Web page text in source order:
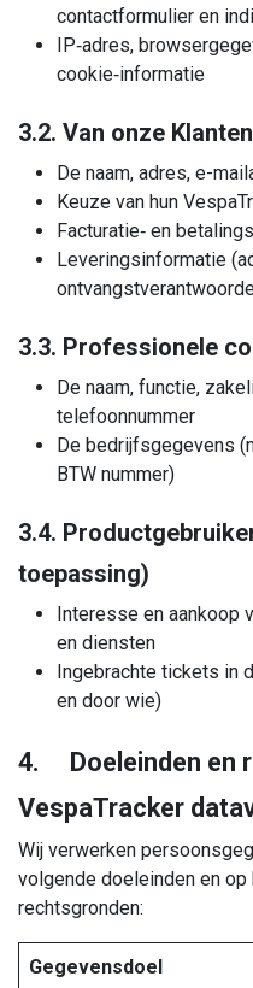
contactformulier en
IP‑adres,
cookie‑informatie
3.2. Van onze Klanten
De naam, adres, e-
Keuze van hun
Facturatie‑ en
Leveringsinformatie
3.3. Professionele
De naam, functie,
telefoonnummer
De bedrijfsgegevens
BTW nummer)
3.4.
toepassing)
Interesse en aankoop
en diensten
Ingebrachte tickets in
en door wie)
4. Doeleinden en
VespaTracker
Wij verwerken
volgende doeleinden en
rechtsgronden:
Gegevensdoel